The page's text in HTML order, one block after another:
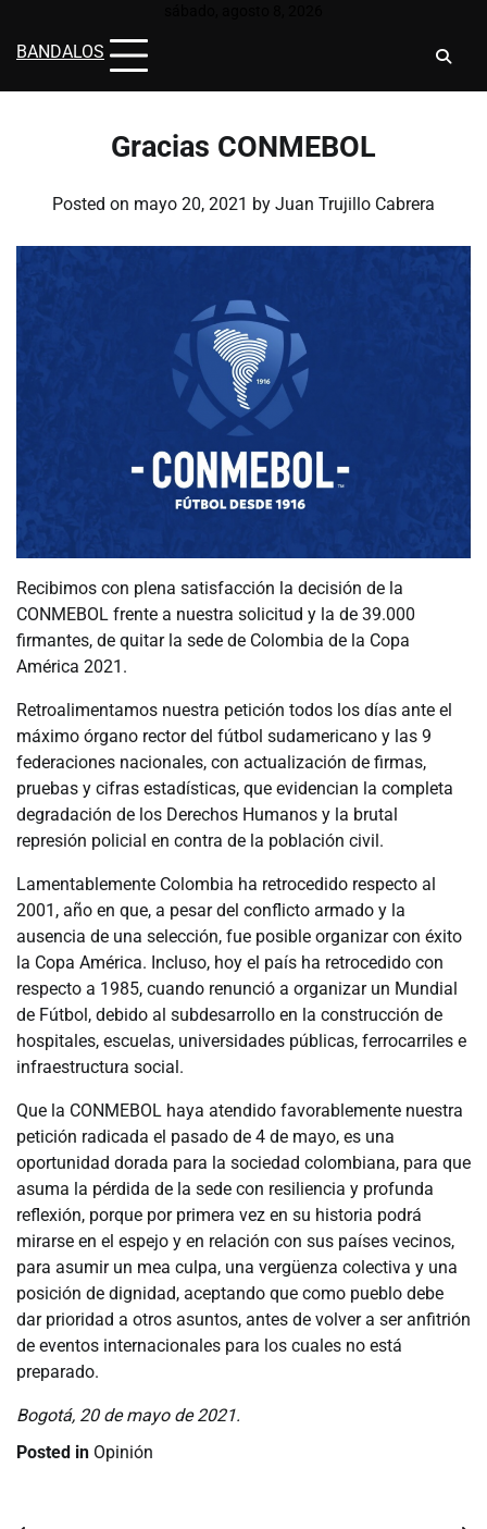
content
BANDALOS
Gracias CONMEBOL
Posted on mayo 20, 2021 by Juan Trujillo Cabrera
Recibimos con plena satisfacción la decisión de la
CONMEBOL frente a nuestra solicitud y la de 39.000
firmantes, de quitar la sede de Colombia de la Copa
América 2021.
Retroalimentamos nuestra petición todos los días ante el
máximo órgano rector del fútbol sudamericano y las 9
federaciones nacionales, con actualización de firmas,
pruebas y cifras estadísticas, que evidencian la completa
degradación de los Derechos Humanos y la brutal
represión policial en contra de la población civil.
Lamentablemente Colombia ha retrocedido respecto al
2001, año en que, a pesar del conflicto armado y la
ausencia de una selección, fue posible organizar con éxito
la Copa América. Incluso, hoy el país ha retrocedido con
respecto a 1985, cuando renunció a organizar un Mundial
de Fútbol, debido al subdesarrollo en la construcción de
hospitales, escuelas, universidades públicas, ferrocarriles e
infraestructura social.
Que la CONMEBOL haya atendido favorablemente nuestra
petición radicada el pasado de 4 de mayo, es una
oportunidad dorada para la sociedad colombiana, para que
asuma la pérdida de la sede con resiliencia y profunda
reflexión, porque por primera vez en su historia podrá
mirarse en el espejo y en relación con sus países vecinos,
para asumir un mea culpa, una vergüenza colectiva y una
posición de dignidad, aceptando que como pueblo debe
dar prioridad a otros asuntos, antes de volver a ser anfitrión
de eventos internacionales para los cuales no está
preparado.
Bogotá, 20 de mayo de 2021.
Posted in Opinión